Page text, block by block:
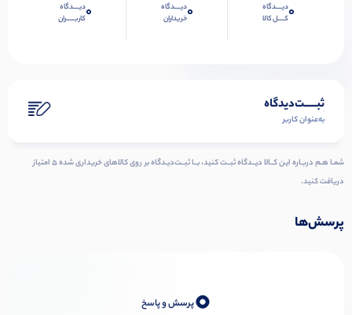
0دیــــدگاه
کــــل کالا
0دیــــدگاه
خریداران
0دیــــدگاه
کاربـــــران
ثبـــــت‌دیدگاه
به‌عنوان کاربر
شمـا هـم دربـاره ایـن کــالا دیــدگاه ثبــت کنید، بــا ثبــت‌دیـدگاه بر روی کالاهای خریداری شده ۵ امتیاز
دریافت کنید.
پرسش‌ها
پرسش و پاسخ